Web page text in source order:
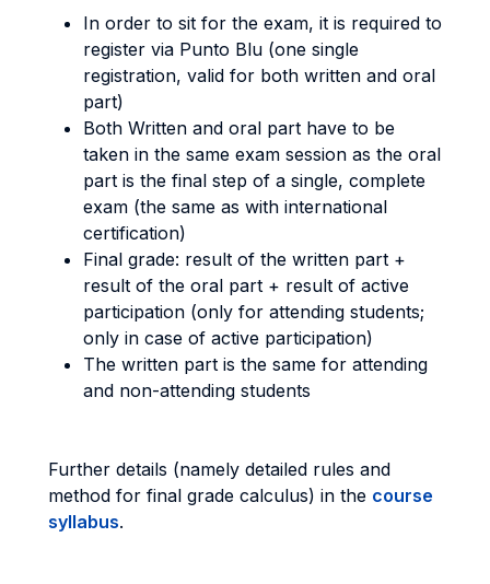
In order to sit for the exam, it is required to
register via Punto Blu (one single
registration, valid for both written and oral
part)
Both Written and oral part have to be
taken in the same exam session as the oral
part is the final step of a single, complete
exam (the same as with international
certification)
Final grade: result of the written part +
result of the oral part + result of active
participation (only for attending students;
only in case of active participation)
The written part is the same for attending
and non-attending students
Further details (namely detailed rules and
method for final grade calculus) in the course
syllabus.